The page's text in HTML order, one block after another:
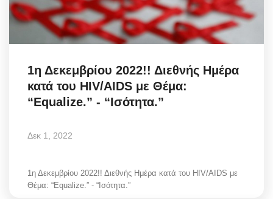
1η Δεκεμβρίου 2022!! Διεθνής Ημέρα
κατά του HIV/AIDS με Θέμα:
“Equalize.” - “Ισότητα.”
Δεκ 1, 2022
1η Δεκεμβρίου 2022!! Διεθνής Ημέρα κατά του HIV/AIDS με
Θέμα: “Equalize.” - “Ισότητα.”